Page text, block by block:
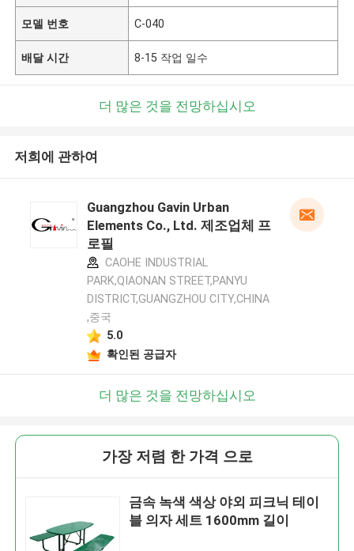
모델 번호 C-040
배달 시간 8-15 작업 일수
더 많은 것을 전망하십시오
저희에 관하여
Guangzhou Gavin Urban
Elements Co., Ltd. 제조업체 프
로필
CAOHE INDUSTRIAL
PARK,QIAONAN STREET,PANYU
DISTRICT,GUANGZHOU CITY,CHINA
,중국
5.0
확인된 공급자
더 많은 것을 전망하십시오
가장 저렴 한 가격 으로
금속 녹색 색상 야외 피크닉 테이
블 의자 세트 1600mm 길이